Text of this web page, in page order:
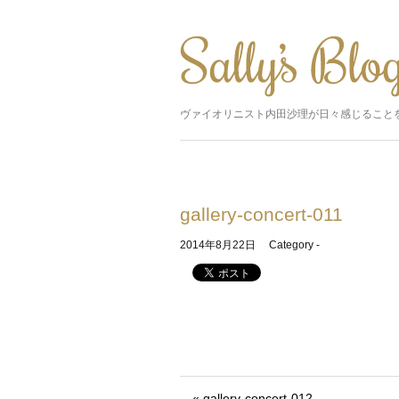
ヴァイオリニスト内田沙理が日々感じること
gallery-concert-011
2014年8月22日 Category -